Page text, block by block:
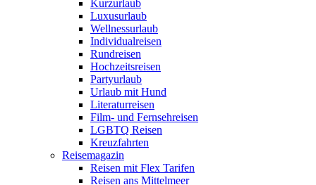
Kurzurlaub
Luxusurlaub
Wellnessurlaub
Individualreisen
Rundreisen
Hochzeitsreisen
Partyurlaub
Urlaub mit Hund
Literaturreisen
Film- und Fernsehreisen
LGBTQ Reisen
Kreuzfahrten
Reisemagazin
Reisen mit Flex Tarifen
Reisen ans Mittelmeer